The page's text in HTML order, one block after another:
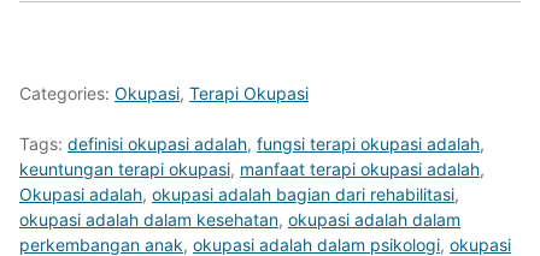
Categories: Okupasi, Terapi Okupasi
Tags: definisi okupasi adalah, fungsi terapi okupasi adalah,
keuntungan terapi okupasi, manfaat terapi okupasi adalah,
Okupasi adalah, okupasi adalah bagian dari rehabilitasi,
okupasi adalah dalam kesehatan, okupasi adalah dalam
perkembangan anak, okupasi adalah dalam psikologi, okupasi